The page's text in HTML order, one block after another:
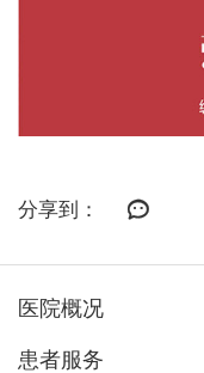
分享到：
医院概况
患者服务